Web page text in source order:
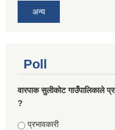
अन्य
Poll
वारपाक सुलीकोट गाउँपालिकाले
?
Choices
प्रभावकारी